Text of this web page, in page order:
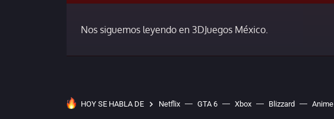
Nos siguemos leyendo en 3DJuegos México.
HOY SE HABLA DE Netflix GTA 6 Xbox Blizzard Anime